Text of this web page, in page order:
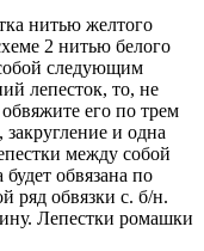
нитью желтого
2 нитью белого
следующим
лепесток, то, не
его по трем
и одна
между собой
обвязана по
ряд обвязки с. б/н.
Лепестки ромашки